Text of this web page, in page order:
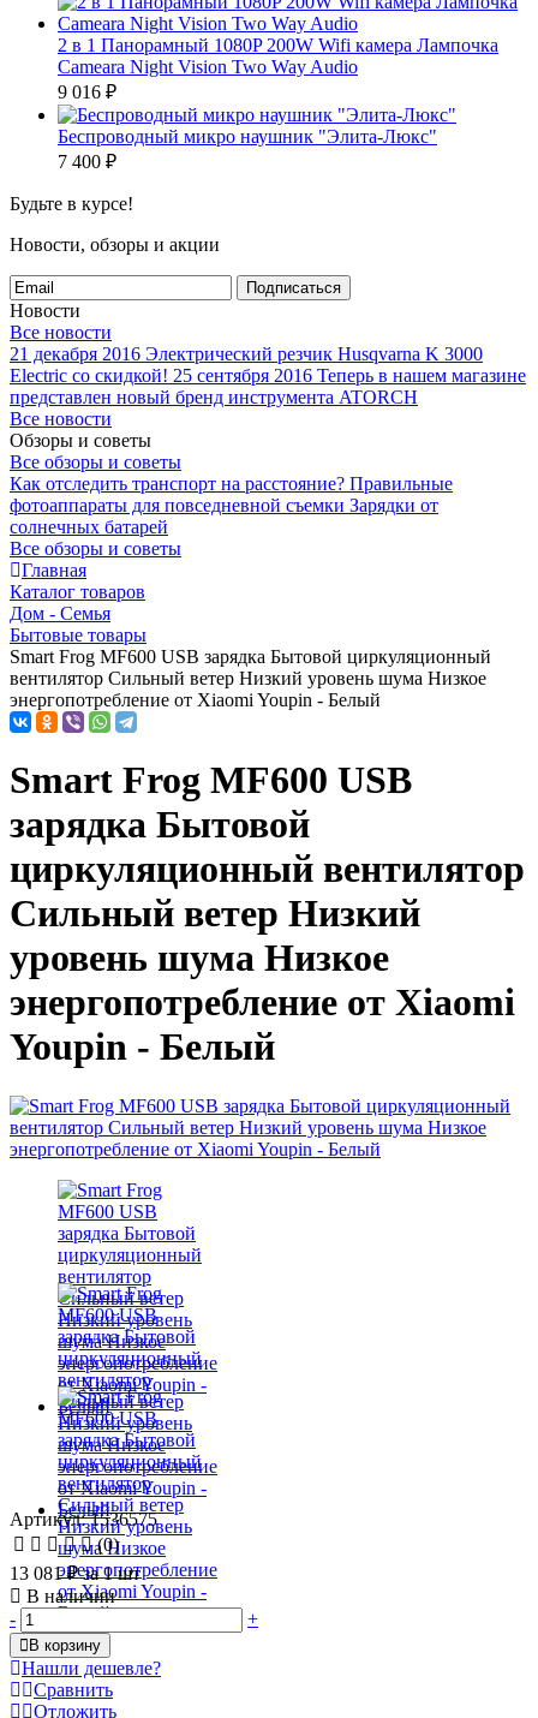
2 в 1 Панорамный 1080P 200W Wifi камера Лампочка
Cameara Night Vision Two Way Audio
9 016 ₽
Беспроводный микро наушник "Элита-Люкс"
7 400 ₽
Будьте в курсе!
Новости, обзоры и акции
Подписаться
Новости
Все новости
21 декабря 2016 Электрический резчик Husqvarna K 3000
Electric со скидкой! 25 сентября 2016 Теперь в нашем магазине
представлен новый бренд инструмента ATORCH
Все новости
Обзоры и советы
Все обзоры и советы
Как отследить транспорт на расстояние? Правильные
фотоаппараты для повседневной съемки Зарядки от
солнечных батарей
Все обзоры и советы
Главная
Каталог товаров
Дом - Семья
Бытовые товары
Smart Frog MF600 USB зарядка Бытовой циркуляционный
вентилятор Сильный ветер Низкий уровень шума Низкое
энергопотребление от Xiaomi Youpin - Белый
Smart Frog MF600 USB
зарядка Бытовой
циркуляционный вентилятор
Сильный ветер Низкий
уровень шума Низкое
энергопотребление от Xiaomi
Youpin - Белый
Артикул: 1536575
(0)
13 081 ₽за 1 шт
В наличии
-
+
В корзину
Нашли дешевле?
Сравнить
Отложить